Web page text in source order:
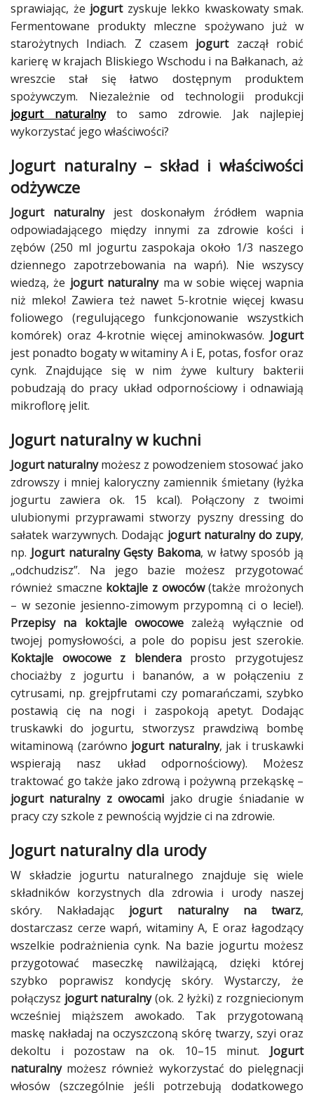
sprawiając, że jogurtzyskuje lekko kwaskowaty smak.
Fermentowane produkty mleczne spożywano już w
starożytnych Indiach. Z czasem jogurtzaczął robić
karierę w krajach Bliskiego Wschodu i na Bałkanach, aż
wreszcie stał się łatwo dostępnym produktem
spożywczym. Niezależnie od technologii produkcji
jogurt naturalnyto samo zdrowie. Jak najlepiej
wykorzystać jego właściwości?
Jogurt naturalny – skład i właściwości
odżywcze
Jogurt naturalnyjest doskonałym źródłem wapnia
odpowiadającego między innymi za zdrowie kości i
zębów (250 ml jogurtu zaspokaja około 1/3 naszego
dziennego zapotrzebowania na wapń). Nie wszyscy
wiedzą, że jogurt naturalnyma w sobie więcej wapnia
niż mleko! Zawiera też nawet 5-krotnie więcej kwasu
foliowego (regulującego funkcjonowanie wszystkich
komórek) oraz 4-krotnie więcej aminokwasów. Jogurt
jest ponadto bogaty w witaminy A i E, potas, fosfor oraz
cynk. Znajdujące się w nim żywe kultury bakterii
pobudzają do pracy układ odpornościowy i odnawiają
mikroflorę jelit.
Jogurt naturalny w kuchni
Jogurt naturalnymożesz z powodzeniem stosować jako
zdrowszy i mniej kaloryczny zamiennik śmietany (łyżka
jogurtu zawiera ok. 15 kcal). Połączony z twoimi
ulubionymi przyprawami stworzy pyszny dressing do
sałatek warzywnych. Dodając jogurt naturalny do zupy,
np. Jogurt naturalny Gęsty Bakoma, w łatwy sposób ją
„odchudzisz”. Na jego bazie możesz przygotować
również smaczne koktajle z owoców(także mrożonych
– w sezonie jesienno-zimowym przypomną ci o lecie!).
Przepisy na koktajle owocowe zależą wyłącznie od
twojej pomysłowości, a pole do popisu jest szerokie.
Koktajle owocowe z blenderaprosto przygotujesz
chociażby z jogurtu i bananów, a w połączeniu z
cytrusami, np. grejpfrutami czy pomarańczami, szybko
postawią cię na nogi i zaspokoją apetyt. Dodając
truskawki do jogurtu, stworzysz prawdziwą bombę
witaminową (zarówno jogurt naturalny, jak i truskawki
wspierają nasz układ odpornościowy). Możesz
traktować go także jako zdrową i pożywną przekąskę –
jogurt naturalny z owocami jako drugie śniadanie w
pracy czy szkole z pewnością wyjdzie ci na zdrowie.
Jogurt naturalny dla urody
W składzie jogurtu naturalnego znajduje się wiele
składników korzystnych dla zdrowia i urody naszej
skóry. Nakładając jogurt naturalny na twarz,
dostarczasz cerze wapń, witaminy A, E oraz łagodzący
wszelkie podrażnienia cynk. Na bazie jogurtu możesz
przygotować maseczkę nawilżającą, dzięki której
szybko poprawisz kondycję skóry. Wystarczy, że
połączysz jogurt naturalny(ok. 2 łyżki) z rozgniecionym
wcześniej miąższem awokado. Tak przygotowaną
maskę nakładaj na oczyszczoną skórę twarzy, szyi oraz
dekoltu i pozostaw na ok. 10–15 minut. Jogurt
naturalny możesz również wykorzystać do pielęgnacji
włosów (szczególnie jeśli potrzebują dodatkowego